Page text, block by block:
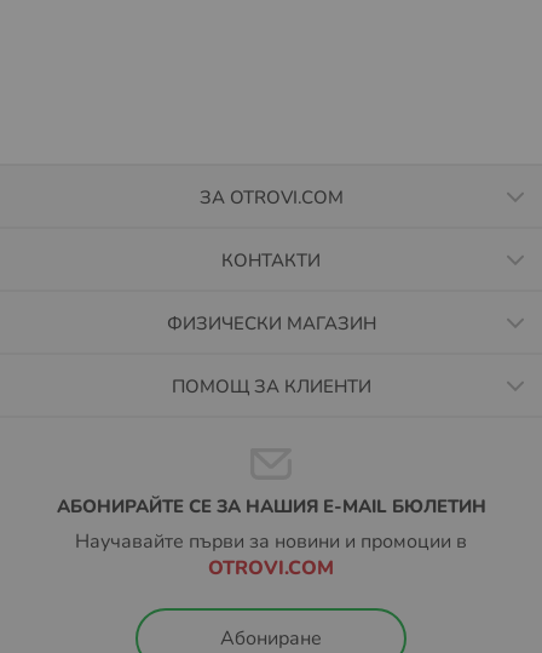
ЗА OTROVI.COM
КОНТАКТИ
ФИЗИЧЕСКИ МАГАЗИН
ПОМОЩ ЗА КЛИЕНТИ
АБОНИРАЙТЕ СЕ ЗА НАШИЯ E-MAIL БЮЛЕТИН
Научавайте първи за новини и промоции в
OTROVI.COM
Абониране